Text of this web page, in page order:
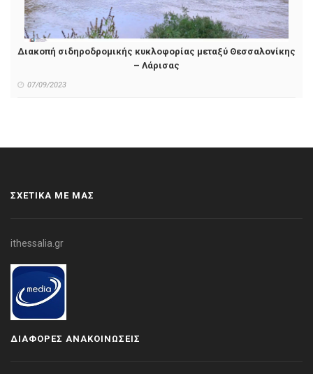
Διακοπή σιδηροδρομικής κυκλοφορίας μεταξύ Θεσσαλονίκης
– Λάρισας
07/09/2023
ΣΧΕΤΙΚΑ ΜΕ ΜΑΣ
ithessalia.gr
ΔΙΑΦΟΡΕΣ ΑΝΑΚΟΙΝΩΣΕΙΣ